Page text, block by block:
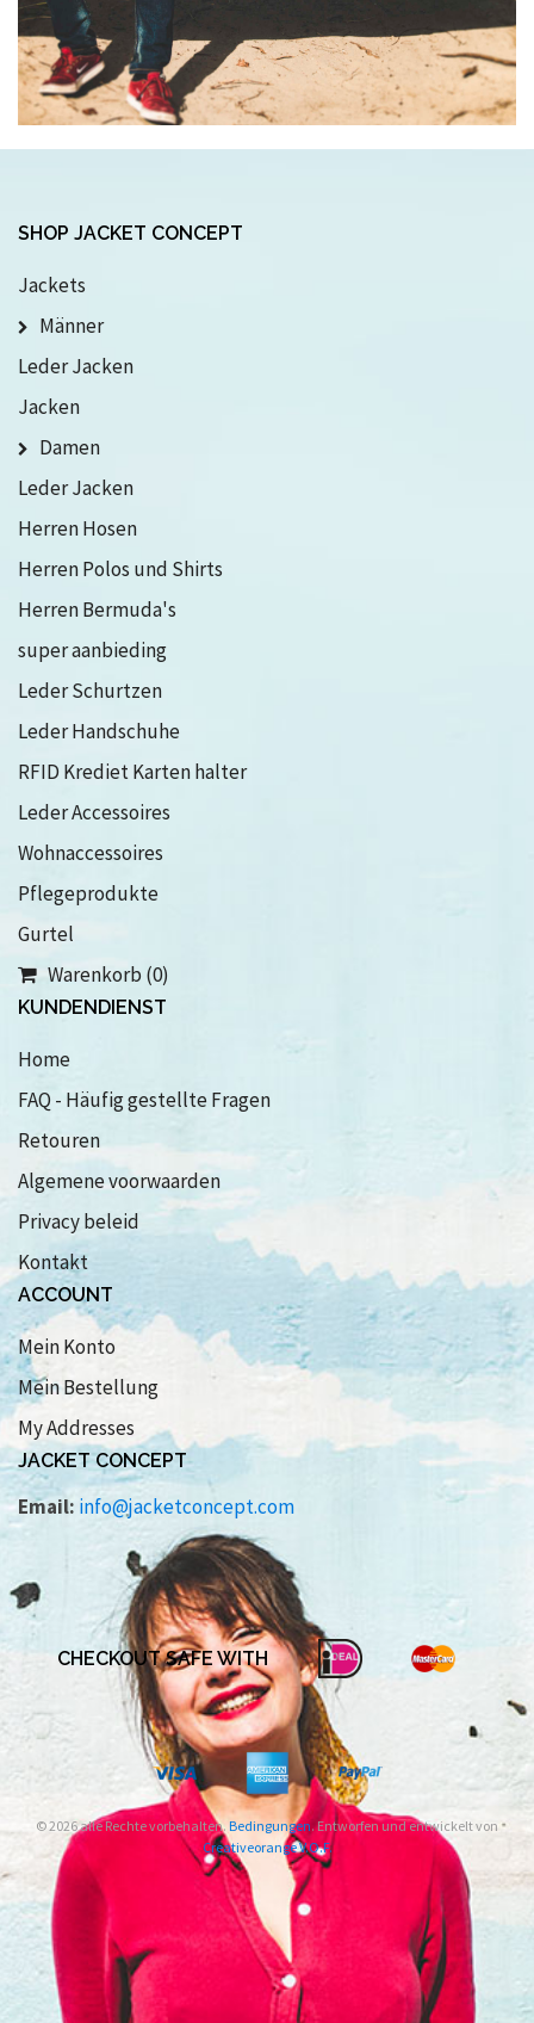
SHOP JACKET CONCEPT
Jackets
Männer
Leder Jacken
Jacken
Damen
Leder Jacken
Herren Hosen
Herren Polos und Shirts
Herren Bermuda's
super aanbieding
Leder Schurtzen
Leder Handschuhe
RFID Krediet Karten halter
Leder Accessoires
Wohnaccessoires
Pflegeprodukte
Gurtel
Warenkorb (0)
KUNDENDIENST
Home
FAQ - Häufig gestellte Fragen
Retouren
Algemene voorwaarden
Privacy beleid
Kontakt
ACCOUNT
Mein Konto
Mein Bestellung
My Addresses
JACKET CONCEPT
Email: info@jacketconcept.com
CHECKOUT SAFE WITH
© 2026 alle Rechte vorbehalten. Bedingungen. Entworfen und entwickelt von
Creativeorange V.O.F.